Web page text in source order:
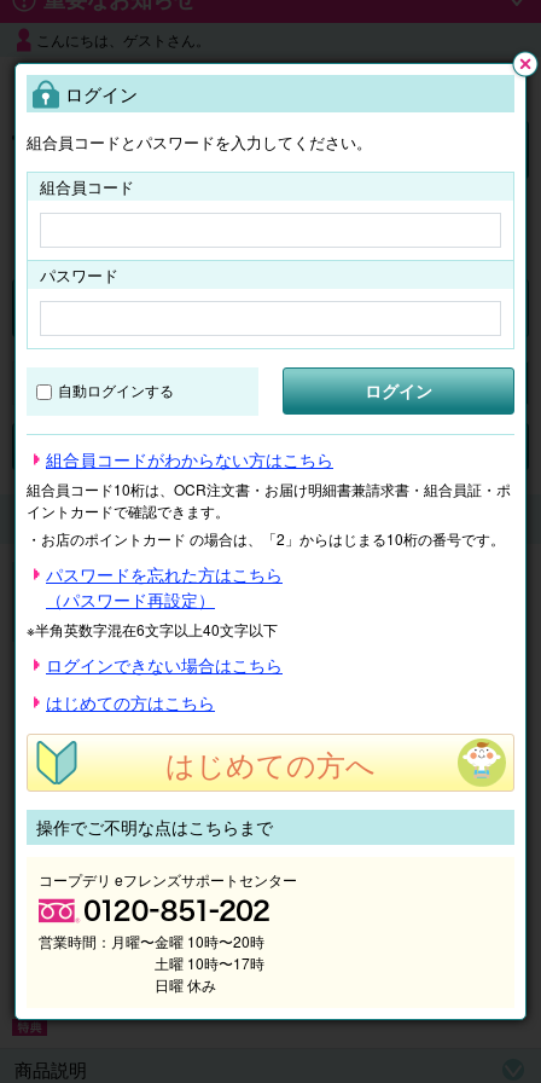
こんにちは、ゲストさん。
よくある質問
ログイン
くらしのサービス マイページ
検索
くらしのサービス 子ども学習
【入学金半額キャンペーン】実施中!
ECCジュニア
無料体験レッスン受付中♪
商品説明
る
ログイン
組合員コードとパスワードを入力してください。
組合員コード
パスワード
自動ログインする ログイン
組合員コードがわからない方はこちら
組合員コード10桁は、OCR注文書・お届け明細書兼請求書・組合員証・ポ
イントカードで確認できます。
・お店のポイントカード の場合は、「2」からはじまる10桁の番号です。
パスワードを忘れた方はこちら
（パスワード再設定）
※半角英数字混在6文字以上40文字以下
ログインできない場合はこちら
はじめての方はこちら
はじめての方へ
操作でご不明な点はこちらまで
コープデリ eフレンズサポートセンター
営業時間： 月曜〜金曜 10時〜20時
土曜 10時〜17時
日曜 休み